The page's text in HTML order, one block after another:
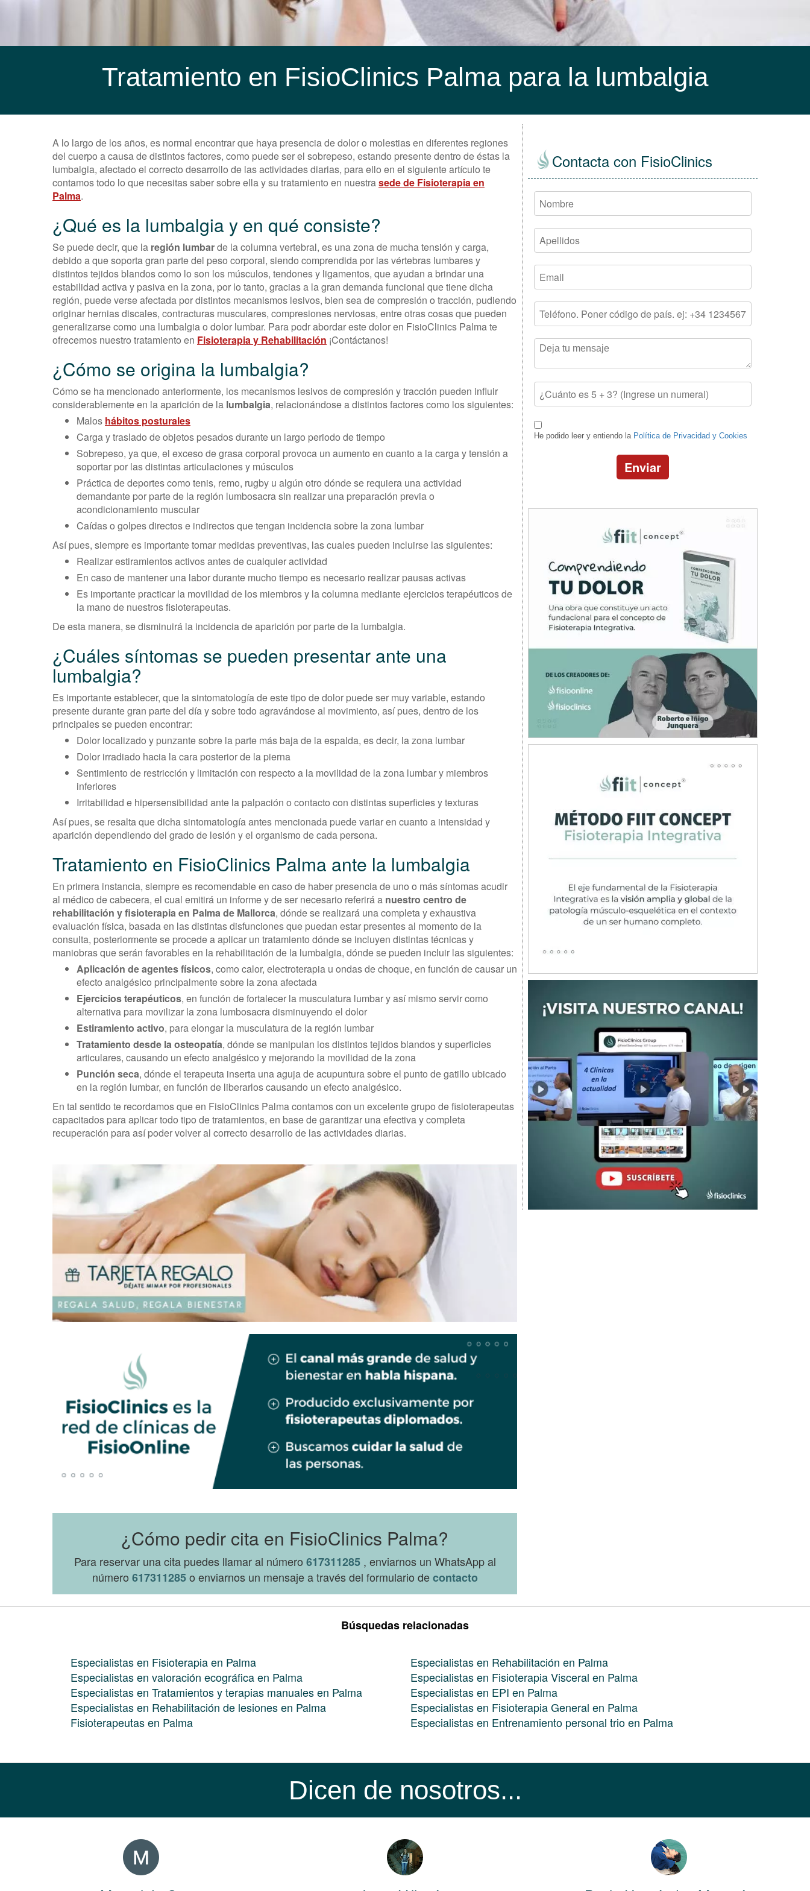
Tratamiento en FisioClinics Palma para la lumbalgia
A lo largo de los años, es normal encontrar que haya presencia de dolor o molestias en diferentes regiones
del cuerpo a causa de distintos factores, como puede ser el sobrepeso, estando presente dentro de éstas la
lumbalgia, afectado el correcto desarrollo de las actividades diarias, para ello en el siguiente artículo te
contamos todo lo que necesitas saber sobre ella y su tratamiento en nuestrasede de Fisioterapia en
Palma.
¿Qué es la lumbalgia y en qué consiste?
Se puede decir, que la región lumbarde la columna vertebral, es una zona de mucha tensión y carga,
debido a que soporta gran parte del peso corporal, siendo comprendida por las vértebras lumbares y
distintos tejidos blandos como lo son los músculos, tendones y ligamentos, que ayudan a brindar una
estabilidad activa y pasiva en la zona, por lo tanto, gracias a la gran demanda funcional que tiene dicha
región, puede verse afectada por distintos mecanismos lesivos, bien sea de compresión o tracción, pudiendo
originar hernias discales, contracturas musculares, compresiones nerviosas, entre otras cosas que pueden
generalizarse como una lumbalgia o dolor lumbar. Para podr abordar este dolor en FisioClinics Palma te
ofrecemos nuestro tratamiento en Fisioterapia y Rehabilitación ¡Contáctanos!
¿Cómo se origina la lumbalgia?
Cómo se ha mencionado anteriormente, los mecanismos lesivos de compresión y tracción pueden influir
considerablemente en la aparición de la lumbalgia, relacionándose a distintos factores como los siguientes:
Malos hábitos posturales
Carga y traslado de objetos pesados durante un largo periodo de tiempo
Sobrepeso, ya que, el exceso de grasa corporal provoca un aumento en cuanto a la carga y tensión a
soportar por las distintas articulaciones y músculos
Práctica de deportes como tenis, remo, rugby u algún otro dónde se requiera una actividad
demandante por parte de la región lumbosacra sin realizar una preparación previa o
acondicionamiento muscular
Caídas o golpes directos e indirectos que tengan incidencia sobre la zona lumbar
Así pues, siempre es importante tomar medidas preventivas, las cuales pueden incluirse las siguientes:
Realizar estiramientos activos antes de cualquier actividad
En caso de mantener una labor durante mucho tiempo es necesario realizar pausas activas
Es importante practicar la movilidad de los miembros y la columna mediante ejercicios terapéuticos de
la mano de nuestros fisioterapeutas.
De esta manera, se disminuirá la incidencia de aparición por parte de la lumbalgia.
¿Cuáles síntomas se pueden presentar ante una
lumbalgia?
Es importante establecer, que la sintomatología de este tipo de dolor puede ser muy variable, estando
presente durante gran parte del día y sobre todo agravándose al movimiento, así pues, dentro de los
principales se pueden encontrar:
Dolor localizado y punzante sobre la parte más baja de la espalda, es decir, la zona lumbar
Dolor irradiado hacia la cara posterior de la pierna
Sentimiento de restricción y limitación con respecto a la movilidad de la zona lumbar y miembros
inferiores
Irritabilidad e hipersensibilidad ante la palpación o contacto con distintas superficies y texturas
Así pues, se resalta que dicha sintomatología antes mencionada puede variar en cuanto a intensidad y
aparición dependiendo del grado de lesión y el organismo de cada persona.
Tratamiento en FisioClinics Palma ante la lumbalgia
En primera instancia, siempre es recomendable en caso de haber presencia de uno o más síntomas acudir
al médico de cabecera, el cual emitirá un informe y de ser necesario referirá a nuestro centro de
rehabilitación y fisioterapia en Palma de Mallorca, dónde se realizará una completa y exhaustiva
evaluación física, basada en las distintas disfunciones que puedan estar presentes al momento de la
consulta, posteriormente se procede a aplicar un tratamiento dónde se incluyen distintas técnicas y
maniobras que serán favorables en la rehabilitación de la lumbalgia, dónde se pueden incluir las siguientes:
Aplicación de agentes físicos, como calor, electroterapia u ondas de choque, en función de causar un
efecto analgésico principalmente sobre la zona afectada
Ejercicios terapéuticos, en función de fortalecer la musculatura lumbar y así mismo servir como
alternativa para movilizar la zona lumbosacra disminuyendo el dolor
Estiramiento activo, para elongar la musculatura de la región lumbar
Tratamiento desde la osteopatía, dónde se manipulan los distintos tejidos blandos y superficies
articulares, causando un efecto analgésico y mejorando la movilidad de la zona
Punción seca, dónde el terapeuta inserta una aguja de acupuntura sobre el punto de gatillo ubicado
en la región lumbar, en función de liberarlos causando un efecto analgésico.
En tal sentido te recordamos que en FisioClinics Palma contamos con un excelente grupo de fisioterapeutas
capacitados para aplicar todo tipo de tratamientos, en base de garantizar una efectiva y completa
recuperación para así poder volver al correcto desarrollo de las actividades diarias.
¿Cómo pedir cita en FisioClinics Palma?
Para reservar una cita puedes llamar al número 617311285 , enviarnos un WhatsApp al
número 617311285o enviarnos un mensaje a través del formulario decontacto
Contacta con FisioClinics
He podido leer y entiendo la Política de Privacidad y Cookies
Enviar
Búsquedas relacionadas
Especialistas en Fisioterapia en Palma
Especialistas en valoración ecográfica en Palma
Especialistas en Tratamientos y terapias manuales en Palma
Especialistas en Rehabilitación de lesiones en Palma
Fisioterapeutas en Palma
Especialistas en Rehabilitación en Palma
Especialistas en Fisioterapia Visceral en Palma
Especialistas en EPI en Palma
Especialistas en Fisioterapia General en Palma
Especialistas en Entrenamiento personal trio en Palma
Dicen de nosotros...